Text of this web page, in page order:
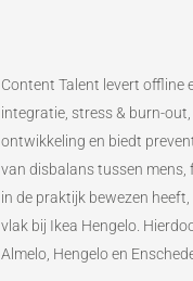
Content Talent levert offline
integratie, stress & burn-
ontwikkeling en biedt
van disbalans tussen mens,
in de praktijk bewezen
vlak bij Ikea Hengelo.
Almelo, Hengelo en